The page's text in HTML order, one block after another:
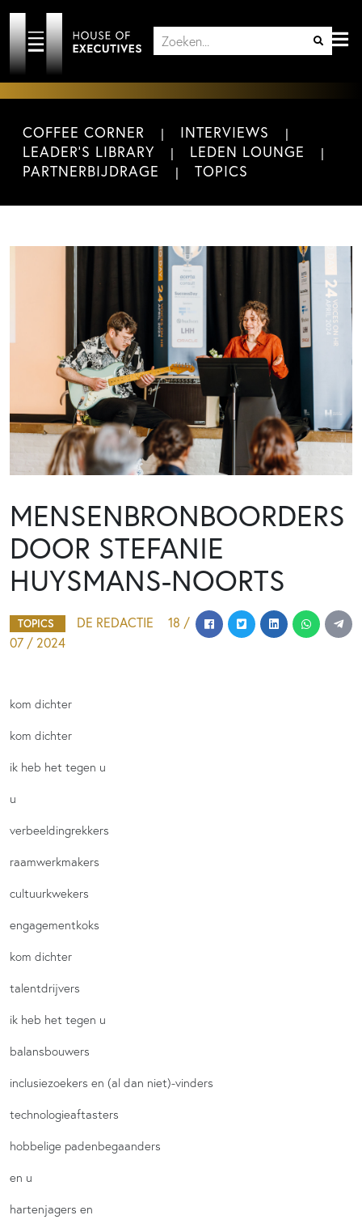
COFFEE CORNER
INTERVIEWS
LEADER'S LIBRARY
LEDEN LOUNGE
PARTNERBIJDRAGE
TOPICS
MENSENBRONBOORDERS
DOOR STEFANIE
HUYSMANS-NOORTS
TOPICS DE REDACTIE
18 /
07 / 2024
kom dichter
kom dichter
ik heb het tegen u
u
verbeeldingrekkers
raamwerkmakers
cultuurkwekers
engagementkoks
kom dichter
talentdrijvers
ik heb het tegen u
balansbouwers
inclusiezoekers en (al dan niet)-vinders
technologieaftasters
hobbelige padenbegaanders
en u
hartenjagers en